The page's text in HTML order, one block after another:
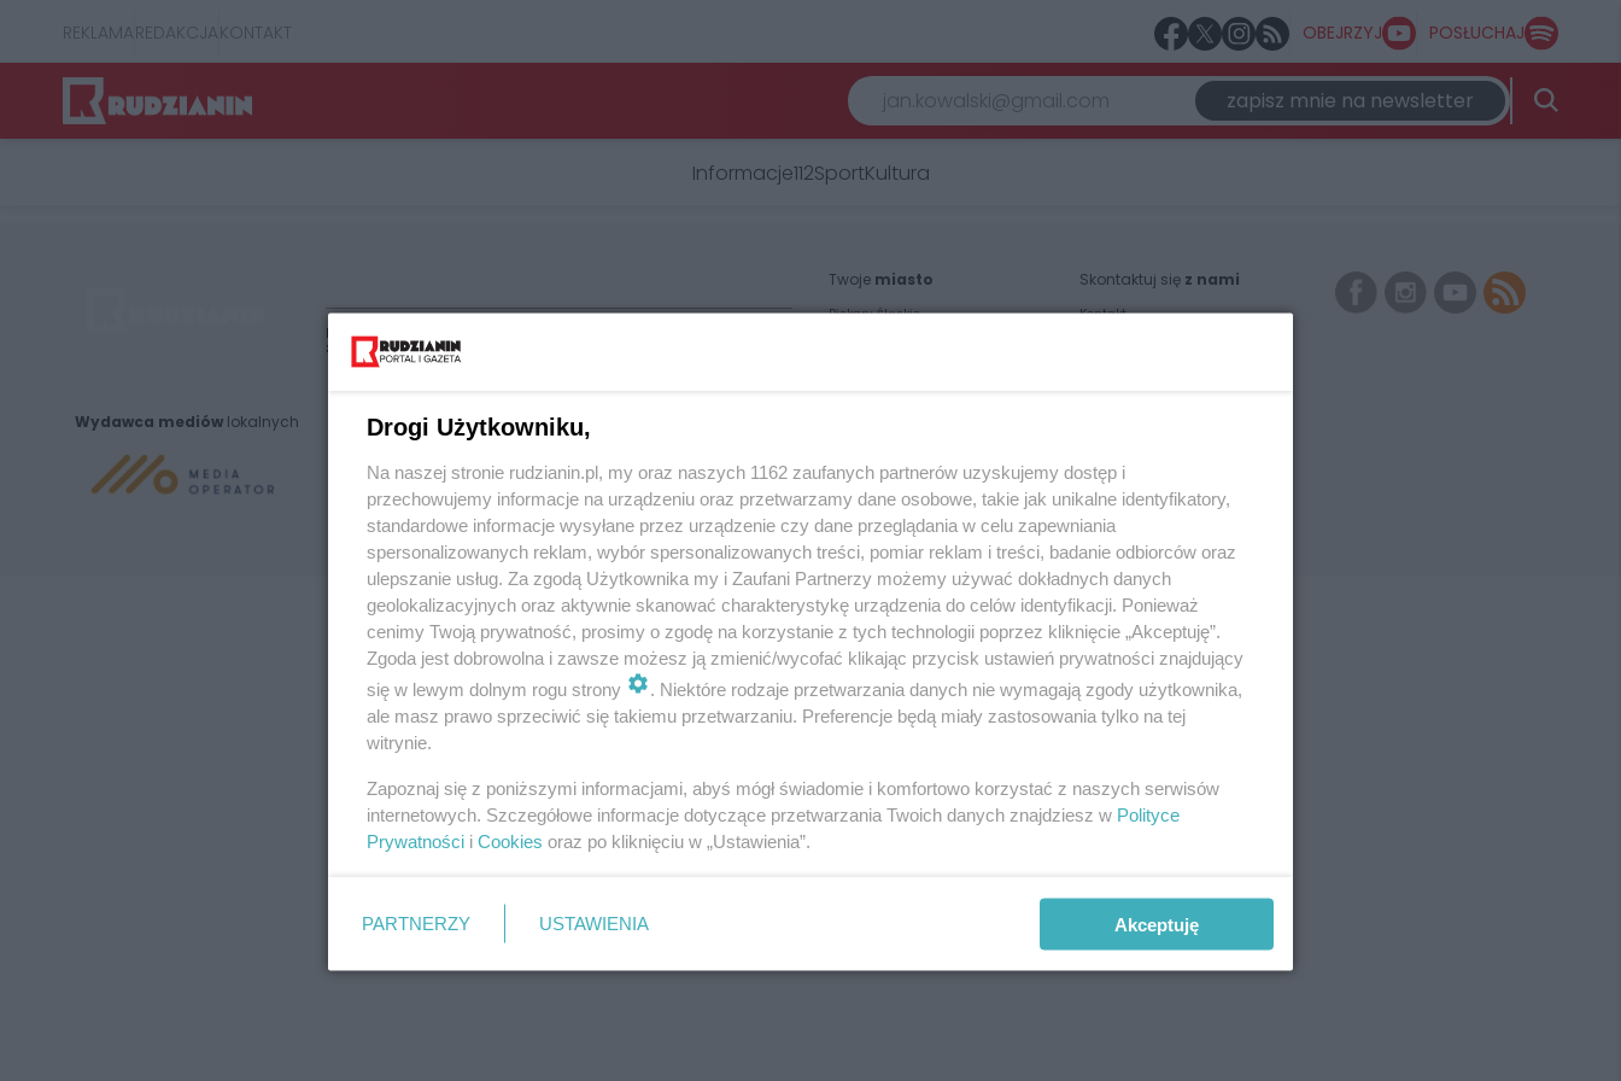
REKLAMAREDAKCJAKONTAKT OBEJRZYJ POSŁUCHAJ
zapisz mnie na newsletter
Informacje112SportKultura
Wydawca mediów lokalnych
Nie zapomnij
zapoznać się z:
polityką prywatności
Twoje miasto
Piekary Śląskie
Gliwice
Zabrze
Zagłębie
Skontaktuj się z nami
Kontakt
Drogi Użytkowniku,
Na naszej stronie rudzianin.pl, my oraz naszych 1162 zaufanych partnerów uzyskujemy dostęp i
przechowujemy informacje na urządzeniu oraz przetwarzamy dane osobowe, takie jak unikalne identyfikatory,
standardowe informacje wysyłane przez urządzenie czy dane przeglądania w celu zapewniania
spersonalizowanych reklam, wybór spersonalizowanych treści, pomiar reklam i treści, badanie odbiorców oraz
ulepszanie usług. Za zgodą Użytkownika my i Zaufani Partnerzy możemy używać dokładnych danych
geolokalizacyjnych oraz aktywnie skanować charakterystykę urządzenia do celów identyfikacji. Ponieważ
cenimy Twoją prywatność, prosimy o zgodę na korzystanie z tych technologii poprzez kliknięcie „Akceptuję”.
Zgoda jest dobrowolna i zawsze możesz ją zmienić/wycofać klikając przycisk ustawień prywatności znajdujący
się w lewym dolnym rogu strony
. Niektóre rodzaje przetwarzania danych nie wymagają zgody użytkownika,
ale masz prawo sprzeciwić się takiemu przetwarzaniu. Preferencje będą miały zastosowania tylko na tej
witrynie.
Zapoznaj się z poniższymi informacjami, abyś mógł świadomie i komfortowo korzystać z naszych serwisów
internetowych. Szczegółowe informacje dotyczące przetwarzania Twoich danych znajdziesz w Polityce
Prywatności i Cookies oraz po kliknięciu w „Ustawienia”.
PARTNERZY USTAWIENIA Akceptuję